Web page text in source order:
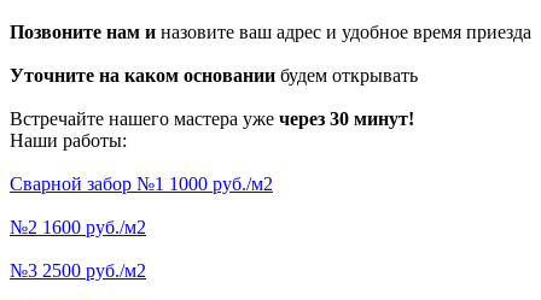
Позвоните нам и назовите ваш адрес и удобное время приезда
Уточните на каком основании будем открывать
Встречайте нашего мастера уже через 30 минут!
Наши работы:
Сварной забор №1 1000 руб./м2
№2 1600 руб./м2
№3 2500 руб./м2